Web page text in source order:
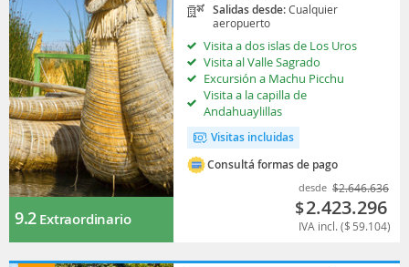
9.2Extraordinario
Salidas desde:Cualquier
aeropuerto
Visita a dos islas de Los Uros
Visita al Valle Sagrado
Excursión a Machu Picchu
Visita a la capilla de
Andahuaylillas
Visitas incluidas
Consultá formas de pago
desde $2.646.636
$2.423.296
IVA incl. ($ 59.104)